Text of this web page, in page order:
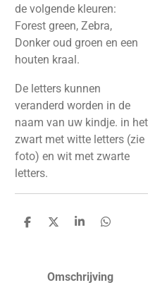
de volgende kleuren:
Forest green, Zebra,
Donker oud groen en een
houten kraal.
De letters kunnen
veranderd worden in de
naam van uw kindje. in het
zwart met witte letters (zie
foto) en wit met zwarte
letters.
D
D
S
e
D
n